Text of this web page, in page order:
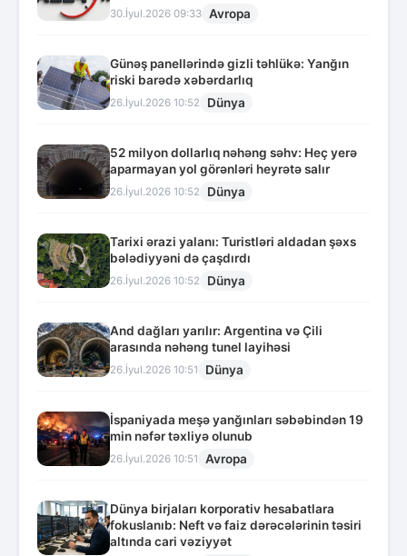
30.İyul.2026 09:33 Avropa
Günəş panellərində gizli təhlükə: Yanğın
riski barədə xəbərdarlıq
26.İyul.2026 10:52 Dünya
52 milyon dollarlıq nəhəng səhv: Heç yerə
aparmayan yol görənləri heyrətə salır
26.İyul.2026 10:52 Dünya
Tarixi ərazi yalanı: Turistləri aldadan şəxs
bələdiyyəni də çaşdırdı
26.İyul.2026 10:52 Dünya
And dağları yarılır: Argentina və Çili
arasında nəhəng tunel layihəsi
26.İyul.2026 10:51 Dünya
İspaniyada meşə yanğınları səbəbindən 19
min nəfər təxliyə olunub
26.İyul.2026 10:51 Avropa
Dünya birjaları korporativ hesabatlara
fokuslanıb: Neft və faiz dərəcələrinin təsiri
altında cari vəziyyət